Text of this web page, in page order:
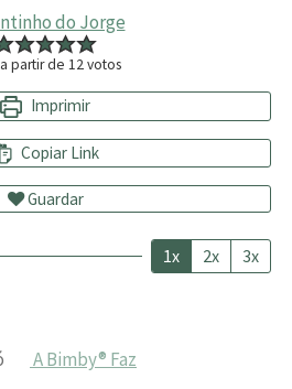
do Jorge
partir de 12votos
Imprimir
Copiar Link
Guardar
1x 2x 3x
A Bimby® Faz